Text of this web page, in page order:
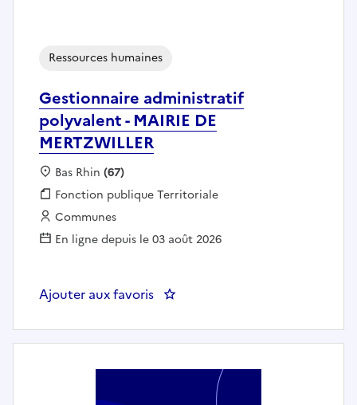
Gestionnaire administratif
polyvalent - MAIRIE DE
MERTZWILLER
Ressources humaines
Localisation :
Bas Rhin (67)
Fonction publique :
Fonction publique Territoriale
Employeur :
Communes
En ligne depuis le 03 août 2026
Ajouter aux favoris : Gestionnaire administratif